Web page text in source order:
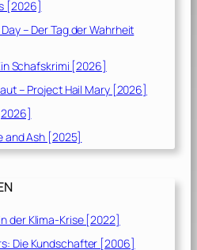
[2026]
– Der Tag der Wahrheit
Schafskrimi [2026]
– Project Hail Mary [2026]
and Ash [2025]
der Klima-Krise [2022]
Die Kundschafter [2006]